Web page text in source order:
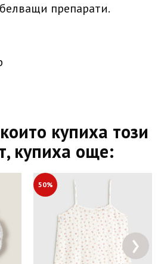
препарати.
купиха този
купиха още:
50%
›